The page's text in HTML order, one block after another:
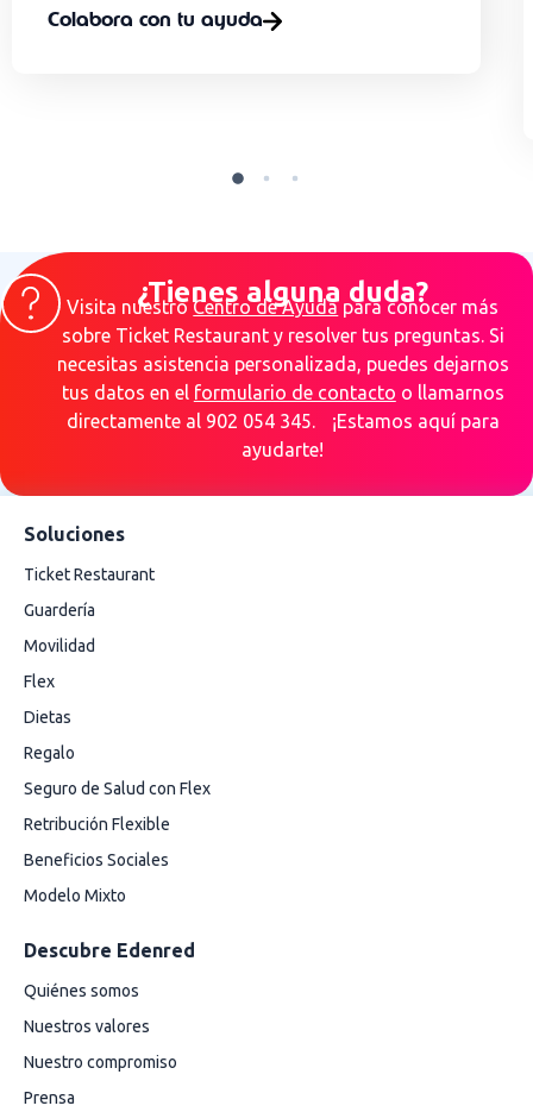
Colabora con tu ayuda
¿Tienes alguna duda?
Visita nuestroCentro de Ayudapara conocer más
sobre Ticket Restaurant y resolver tus preguntas. Si
necesitas asistencia personalizada, puedes dejarnos
tus datos en el formulario de contacto o llamarnos
directamente al 902 054 345. ¡Estamos aquí para
ayudarte!
Soluciones
Ticket Restaurant
Guardería
Movilidad
Flex
Dietas
Regalo
Seguro de Salud con Flex
Retribución Flexible
Beneficios Sociales
Modelo Mixto
Descubre Edenred
Quiénes somos
Nuestros valores
Nuestro compromiso
Prensa